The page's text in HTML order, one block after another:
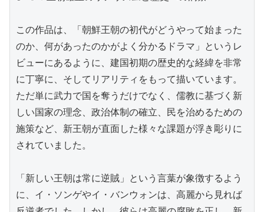
この作品は、「朝鮮王朝の初代がどうやって始まった
のか、何があったのかがよく分かるドラマ」というレ
ビューにあるように、建国初期の歴史的な経緯を非常
に丁寧に、そしてリアリティをもって描いています。
ただ単に武力で国を奪うだけでなく、儒教に基づく新
しい国家の理念、政治体制の確立、民を治めるための
施策など、新王朝が直面した様々な課題が浮き彫りに
されていました。
「新しい王朝は常に逆賊」という言葉が象徴するよう
に、イ・ソンゲやイ・バンウォンは、高麗から見れば